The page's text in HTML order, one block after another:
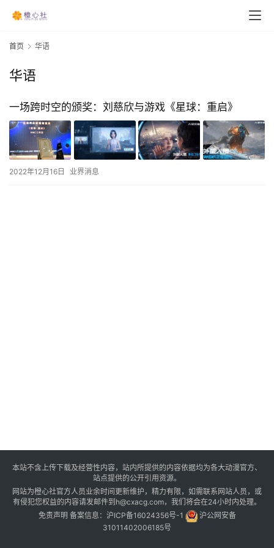
首页 华语
华语
一场跨时空的颁奖：刘慈欣与游戏《星球：重启》
2022年12月16日 业界消息
本站不含上传下载及经营性内容，站内所提供的内容依据均为各大动漫官方、
站点提供的公开引用资源。
网站为橙心社官方人员业余时间更新维护，精力有限，如需联系网站人员，或
有侵犯您权益的内容请发邮件到h@cxacg.com，我们将会在24小时内处理。
免责声明 备案信息： 沪ICP备16024356号-1
沪公网安备
31011402006185号